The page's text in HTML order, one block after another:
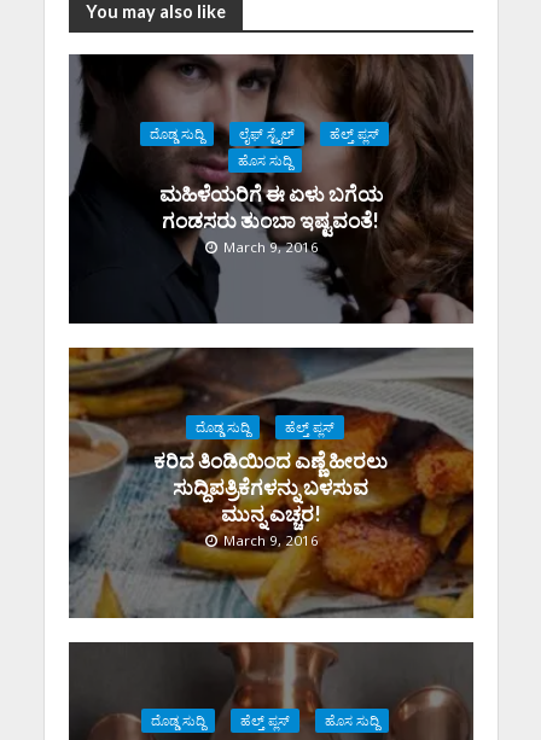
You may also like
ದೊಡ್ಡ ಸುದ್ದಿ ಲೈಫ್ ಸ್ಟೈಲ್
ಹೆಲ್ತ್ ಪ್ಲಸ್
ಹೊಸ ಸುದ್ದಿ
ಮಹಿಳೆಯರಿಗೆ ಈ ಏಳು ಬಗೆಯ
ಗಂಡಸರು ತುಂಬಾ ಇಷ್ಟವಂತೆ!
March 9, 2016
ದೊಡ್ಡ ಸುದ್ದಿ ಹೆಲ್ತ್ ಪ್ಲಸ್
ಕರಿದ ತಿಂಡಿಯಿಂದ ಎಣ್ಣೆ ಹೀರಲು
ಸುದ್ದಿಪತ್ರಿಕೆಗಳನ್ನು ಬಳಸುವ
ಮುನ್ನ ಎಚ್ಚರ!
March 9, 2016
ದೊಡ್ಡ ಸುದ್ದಿ ಹೆಲ್ತ್ ಪ್ಲಸ್ ಹೊಸ ಸುದ್ದಿ